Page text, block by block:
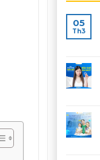
05
Th3